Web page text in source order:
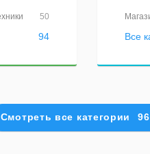
50
94 Все
Смотреть все категории